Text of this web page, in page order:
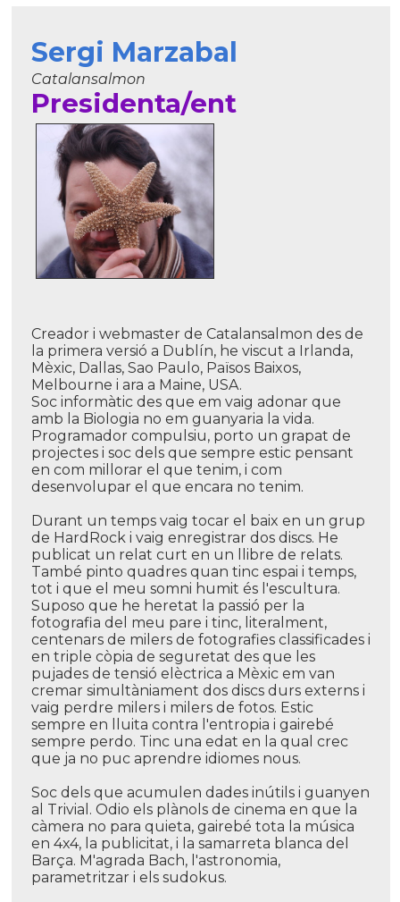
Sergi Marzabal
Catalansalmon
Presidenta/ent
Creador i webmaster de Catalansalmon des de
la primera versió a Dublí­n, he viscut a Irlanda,
Mèxic, Dallas, Sao Paulo, Països Baixos,
Melbourne i ara a Maine, USA.
Soc informàtic des que em vaig adonar que
amb la Biologia no em guanyaria la vida.
Programador compulsiu, porto un grapat de
projectes i soc dels que sempre estic pensant
en com millorar el que tenim, i com
desenvolupar el que encara no tenim.
Durant un temps vaig tocar el baix en un grup
de HardRock i vaig enregistrar dos discs. He
publicat un relat curt en un llibre de relats.
També pinto quadres quan tinc espai i temps,
tot i que el meu somni humit és l'escultura.
Suposo que he heretat la passió per la
fotografia del meu pare i tinc, literalment,
centenars de milers de fotografies classificades i
en triple còpia de seguretat des que les
pujades de tensió elèctrica a Mèxic em van
cremar simultàniament dos discs durs externs i
vaig perdre milers i milers de fotos. Estic
sempre en lluita contra l'entropia i gairebé
sempre perdo. Tinc una edat en la qual crec
que ja no puc aprendre idiomes nous.
Soc dels que acumulen dades inútils i guanyen
al Trivial. Odio els plànols de cinema en que la
càmera no para quieta, gairebé tota la música
en 4x4, la publicitat, i la samarreta blanca del
Barça. M'agrada Bach, l'astronomia,
parametritzar i els sudokus.